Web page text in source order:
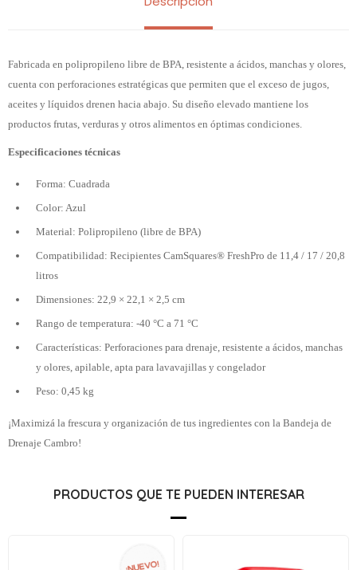
Fabricada en polipropileno libre de BPA, resistente a ácidos, manchas y olores,
cuenta con perforaciones estratégicas que permiten que el exceso de jugos,
aceites y líquidos drenen hacia abajo. Su diseño elevado mantiene los
productos frutas, verduras y otros alimentos en óptimas condiciones.
Especificaciones técnicas
Forma: Cuadrada
Color: Azul
Material: Polipropileno (libre de BPA)
Compatibilidad: Recipientes CamSquares® FreshPro de 11,4 / 17 / 20,8
litros
Dimensiones: 22,9 × 22,1 × 2,5 cm
Rango de temperatura: -40 °C a 71 °C
Características: Perforaciones para drenaje, resistente a ácidos, manchas
y olores, apilable, apta para lavavajillas y congelador
Peso: 0,45 kg
¡Maximizá la frescura y organización de tus ingredientes con la Bandeja de
Drenaje Cambro!
PRODUCTOS QUE TE PUEDEN INTERESAR